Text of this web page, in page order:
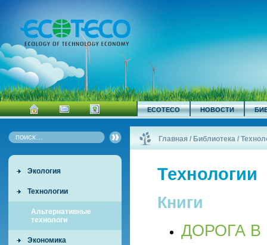
ECOTECO НОВОСТИ
Экология
Технологии
Альтернативные
технологи
Экономика
Главная / Библиотека /
Технологии
Книги
ДОРОГА В